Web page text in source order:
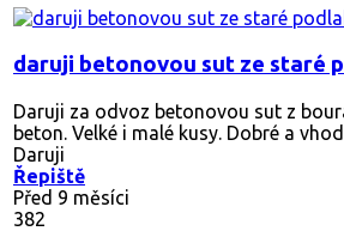
daruji betonovou sut ze staré
Daruji za odvoz betonovou sut z
beton. Velké i malé kusy. Dobré a
Daruji
Řepiště
Před 9 měsíci
382